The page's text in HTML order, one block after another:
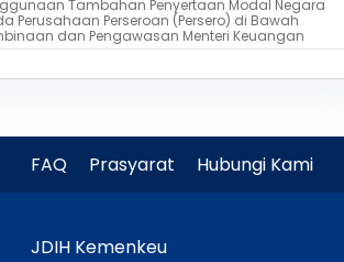
Tambahan Penyertaan Modal Negara
Perusahaan Perseroan (Persero) di Bawah
dan Pengawasan Menteri Keuangan
FAQ Prasyarat Hubungi Kami
JDIH Kemenkeu